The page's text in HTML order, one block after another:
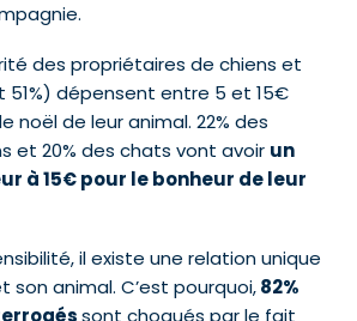
des propriétaires de chiens et
51%) dépensent entre 5 et 15€
noël de leur animal. 22% des
et 20% des chats vont avoir un
à 15€ pour le bonheur de leur
il existe une relation unique
animal. C’est pourquoi,82%